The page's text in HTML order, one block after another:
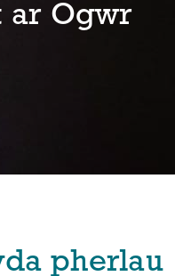
ar Ogwr
pherlau